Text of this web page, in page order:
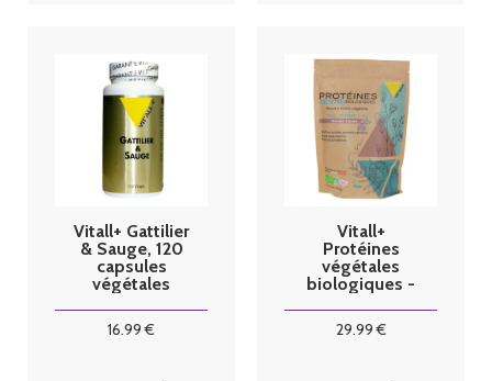
Vitall+ Gattilier
& Sauge, 120
capsules
végétales
16.99 €
Vitall+
Protéines
végétales
biologiques -
29.99€